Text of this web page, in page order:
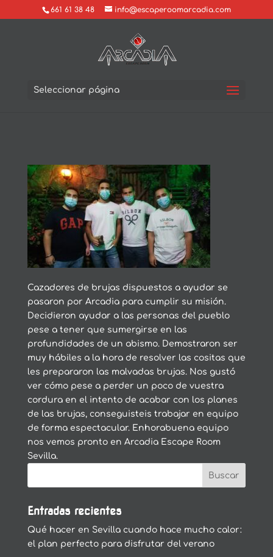
661 61 38 48 info@escaperoomarcadia.com
Seleccionar página
Cazadores de brujas dispuestos a ayudar se
pasaron por Arcadia para cumplir su misión.
Decidieron ayudar a las personas del pueblo
pese a tener que sumergirse en las
profundidades de un abismo. Demostraron ser
muy hábiles a la hora de resolver las cositas que
les prepararon las malvadas brujas. Nos gustó
ver cómo pese a perder un poco de vuestra
cordura en el intento de acabar con los planes
de las brujas, conseguisteis trabajar en equipo
de forma espectacular. Enhorabuena equipo
nos vemos pronto en Arcadia Escape Room
Sevilla.
Entradas recientes
Qué hacer en Sevilla cuando hace mucho calor:
el plan perfecto para disfrutar del verano